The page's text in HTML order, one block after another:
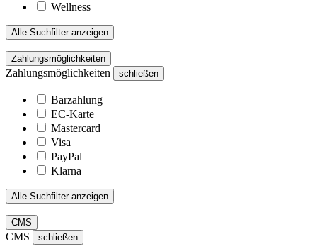
Wellness
Alle Suchfilter anzeigen
Zahlungsmöglichkeiten
Zahlungsmöglichkeiten schließen
Barzahlung
EC-Karte
Mastercard
Visa
PayPal
Klarna
Alle Suchfilter anzeigen
CMS
CMS schließen